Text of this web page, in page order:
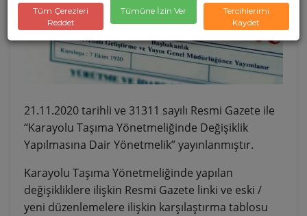
21.11.2020 tarihli ve 31311 sayılı Resmi Gazete ile
“Karayolu Taşıma Yönetmeliğinde Değişiklik
Yapılmasına Dair Yönetmelik” yayınlanmıştır.
Karayolu Taşıma Yönetmeliğinde yapılan
değişikliklere ilişkin Resmi Gazete linki ve eski /
yeni düzenlemelere ilişkin karşılaştırma tablosu
Tüm Çerezleri
Reddet
Tümüne İzin Ver
Tercihlerimi
Kaydet